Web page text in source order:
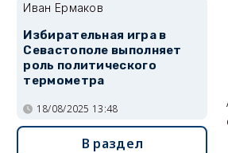
Иван Ермаков
Избирательная игра в
Севастополе выполняет
роль политического
термометра
18/08/2025 13:48
В раздел